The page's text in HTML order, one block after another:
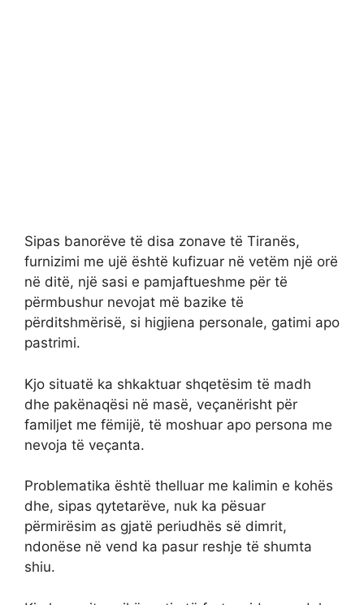
Sipas banorëve të disa zonave të Tiranës,
furnizimi me ujë është kufizuar në vetëm një orë
në ditë, një sasi e pamjaftueshme për të
përmbushur nevojat më bazike të
përditshmërisë, si higjiena personale, gatimi apo
pastrimi.
Kjo situatë ka shkaktuar shqetësim të madh
dhe pakënaqësi në masë, veçanërisht për
familjet me fëmijë, të moshuar apo persona me
nevoja të veçanta.
Problematika është thelluar me kalimin e kohës
dhe, sipas qytetarëve, nuk ka pësuar
përmirësim as gjatë periudhës së dimrit,
ndonëse në vend ka pasur reshje të shumta
shiu.